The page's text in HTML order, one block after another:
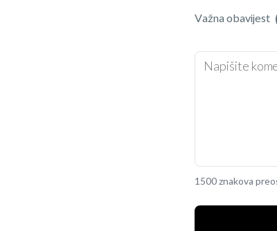
Važna obavijest
1500 znakova